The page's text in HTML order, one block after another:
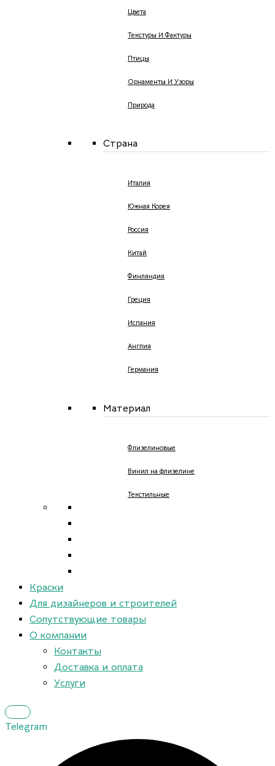
Цвета
Текстуры И Фактуры
Птицы
Орнаменты И Узоры
Природа
Страна
Италия
Южная Корея
Россия
Китай
Финляндия
Греция
Испания
Англия
Германия
Материал
Флизелиновые
Винил на флизелине
Текстильные
Краски
Для дизайнеров и строителей
Сопутствующие товары
О компании
Контакты
Доставка и оплата
Услуги
Telegram